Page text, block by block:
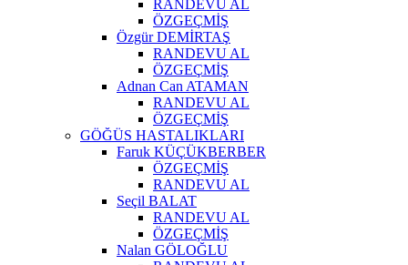
RANDEVU AL
ÖZGEÇMİŞ
Özgür DEMİRTAŞ
RANDEVU AL
ÖZGEÇMİŞ
Adnan Can ATAMAN
RANDEVU AL
ÖZGEÇMİŞ
GÖĞÜS HASTALIKLARI
Faruk KÜÇÜKBERBER
ÖZGEÇMİŞ
RANDEVU AL
Seçil BALAT
RANDEVU AL
ÖZGEÇMİŞ
Nalan GÖLOĞLU